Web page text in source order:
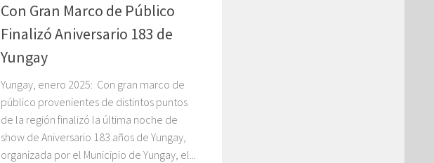
Con Gran Marco de Público
Finalizó Aniversario 183 de
Yungay
Yungay, enero 2025: Con gran marco de
público provenientes de distintos puntos
de la región finalizó la última noche de
show de Aniversario 183 años de Yungay,
organizada por el Municipio de Yungay, el...